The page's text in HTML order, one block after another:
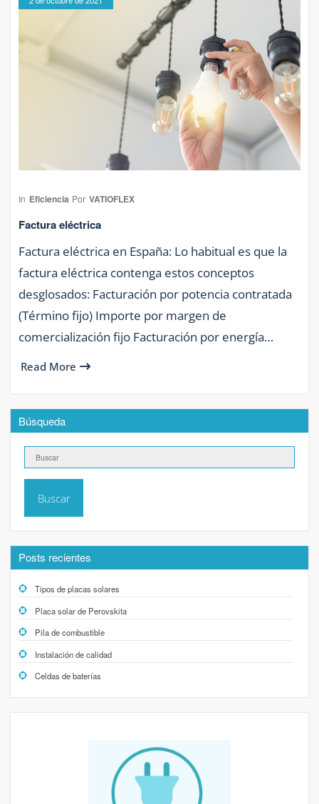
In Eficiencia Por VATIOFLEX
Factura eléctrica
Factura eléctrica en España: Lo habitual es que la
factura eléctrica contenga estos conceptos
desglosados: Facturación por potencia contratada
(Término fijo) Importe por margen de
comercialización fijo Facturación por energía…
Read More
Búsqueda
Buscar
Posts recientes
Tipos de placas solares
Placa solar de Perovskita
Pila de combustible
Instalación de calidad
Celdas de baterías